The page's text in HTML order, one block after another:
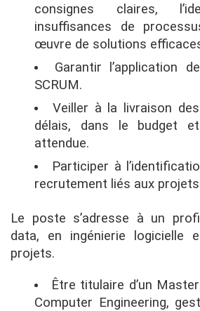
consignes claires,
insuffisances de
œuvre de solutions
Garantir l’application
SCRUM.
Veiller à la livraison
délais, dans le budget
attendue.
Participer à
recrutement liés aux
Le poste s’adresse à un
data, en ingénierie logicielle
projets.
Être titulaire d’un
Computer Engineering,